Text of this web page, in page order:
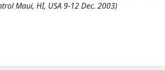
Maui, HI, USA 9-12 Dec. 2003)